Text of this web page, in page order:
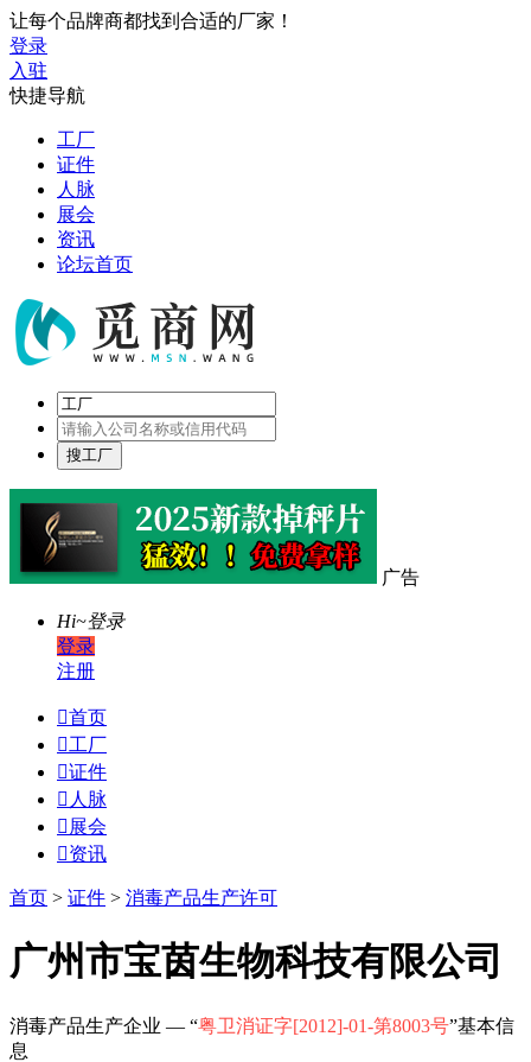
让每个品牌商都找到合适的厂家！
登录
入驻
快捷导航
工厂
证件
人脉
展会
资讯
论坛首页
广告
Hi~登录
登录
注册
首页
工厂
证件
 人脉
 展会
资讯
首页 > 证件 > 消毒产品生产许可
广州市宝茵生物科技有限公司
消毒产品生产企业 — “粤卫消证字[2012]-01-第8003号”基本信
息